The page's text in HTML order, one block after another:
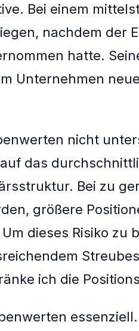
Bei einem
nachdem der
hatte.
Unternehmen
nicht
das
Bei zu
größere
dieses Risiko zu
ich die